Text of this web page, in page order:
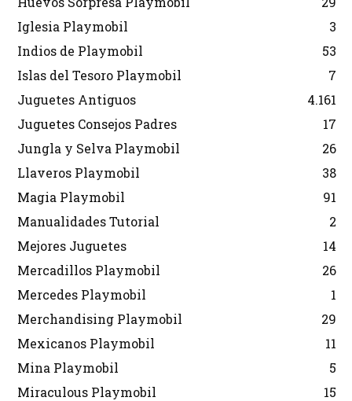
Iglesia Playmobil
3
Indios de Playmobil
53
Islas del Tesoro Playmobil
7
Juguetes Antiguos
4.161
Juguetes Consejos Padres
17
Jungla y Selva Playmobil
26
Llaveros Playmobil
38
Magia Playmobil
91
Manualidades Tutorial
2
Mejores Juguetes
14
Mercadillos Playmobil
26
Mercedes Playmobil
1
Merchandising Playmobil
29
Mexicanos Playmobil
11
Mina Playmobil
5
Miraculous Playmobil
15